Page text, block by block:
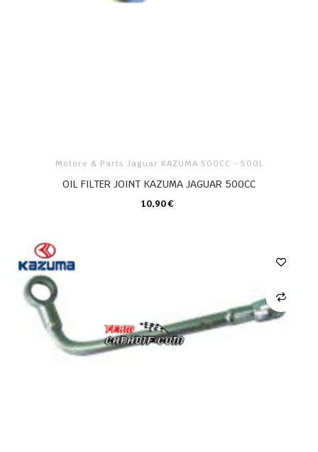
Motore & Parts Jaguar KAZUMA 500CC - 500L
OIL FILTER JOINT KAZUMA JAGUAR 500CC
10,90 €
CARRELLO